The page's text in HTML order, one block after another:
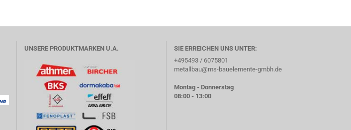
UNSERE PRODUKTMARKEN U.A.
SIE ERREICHEN UNS UNTER:
+495493 / 6075801
metallbau@ms-bauelemente-gmbh.de
Montag - Donnerstag
08:00 - 13:00